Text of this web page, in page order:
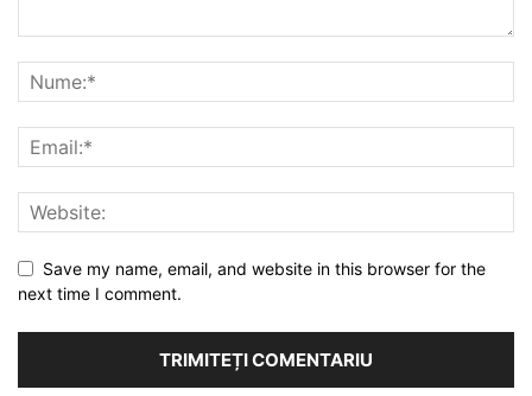
Save my name, email, and website in this browser for the
next time I comment.